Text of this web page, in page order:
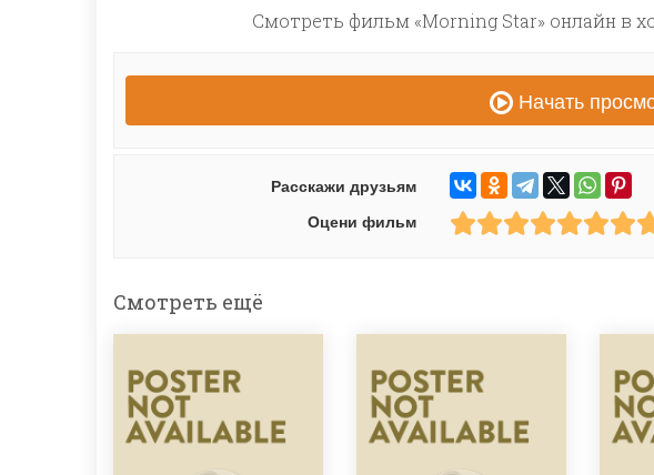
Смотреть фильм «Morning Star» онлайн в
Начать
Расскажи друзьям
Оцени фильм
Смотреть ещё